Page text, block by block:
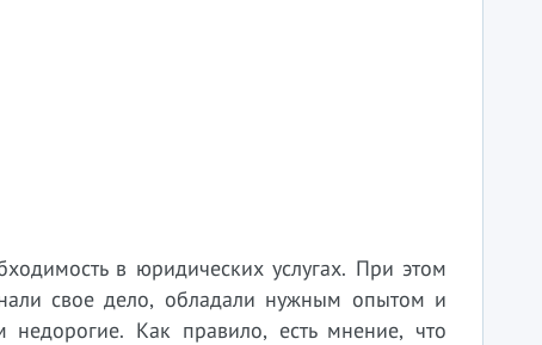
в юридических услугах. При этом
свое дело, обладали нужным опытом и
Как правило, есть мнение, что